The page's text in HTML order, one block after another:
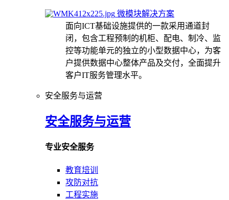
微模块解决方案
面向ICT基础设施提供的一款采用通道封
闭，包含工程预制的机柜、配电、制冷、监
控等功能单元的独立的小型数据中心，为客
户提供数据中心整体产品及交付，全面提升
客户IT服务管理水平。
安全服务与运营
安全服务与运营
专业安全服务
教育培训
攻防对抗
工程实施